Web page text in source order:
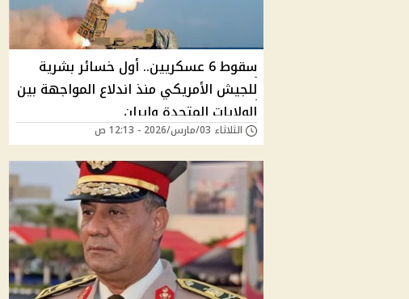
سقوط 6 عسكريين.. أول خسائر بشرية
للجيش الأمريكي منذ اندلاع المواجهة بين
الولايات المتحدة وإيران
الثلاثاء 03/مارس/2026 - 12:13 ص